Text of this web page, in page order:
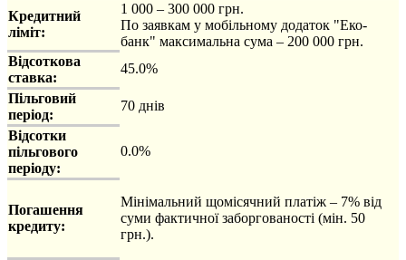
Кредитний
ліміт:
1 000 – 300 000 грн.
По заявкам у мобільному додаток "Еко-
банк" максимальна сума – 200 000 грн.
Відсоткова
ставка:
45.0%
Пільговий
період:
70 днів
Відсотки
пільгового
періоду:
0.0%
Погашення
кредиту:
Мінімальний щомісячний платіж – 7% від
суми фактичної заборгованості (мін. 50
грн.).